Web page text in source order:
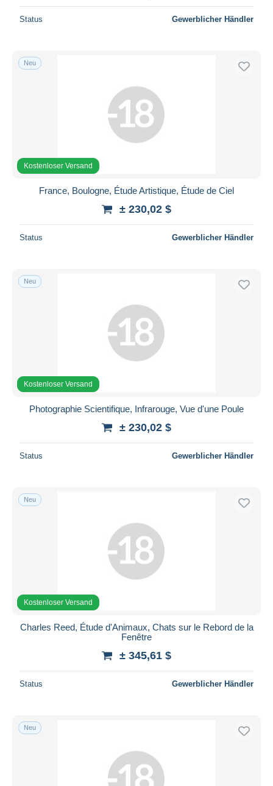
Status Gewerblicher Händler
Neu
Kostenloser Versand
France, Boulogne, Étude Artistique, Étude de Ciel
± 230,02 $
Status Gewerblicher Händler
Neu
Kostenloser Versand
Photographie Scientifique, Infrarouge, Vue d'une Poule
± 230,02 $
Status Gewerblicher Händler
Neu
Kostenloser Versand
Charles Reed, Étude d'Animaux, Chats sur le Rebord de la
Fenêtre
± 345,61 $
Status Gewerblicher Händler
Neu